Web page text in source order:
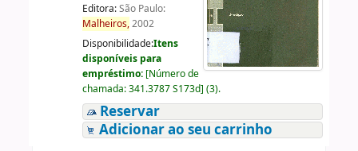
Editora:São Paulo:
Malheiros,2002
Disponibilidade:Itens
disponíveis para
empréstimo: [Número de
chamada:341.3787 S173d] (3).
Reservar
Adicionar ao seu carrinho